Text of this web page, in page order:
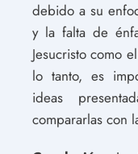
debido a su
y la falta de
Jesucristo como
lo tanto, es
ideas
compararlas con